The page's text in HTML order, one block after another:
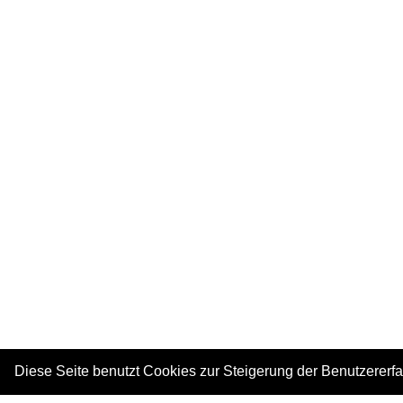
Diese Seite benutzt Cookies zur Steigerung der